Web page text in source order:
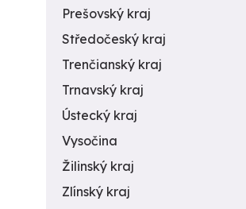
Prešovský kraj
Středočeský kraj
Trenčianský kraj
Trnavský kraj
Ústecký kraj
Vysočina
Žilinský kraj
Zlínský kraj